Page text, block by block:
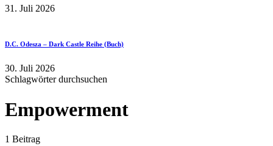
31. Juli 2026
D.C. Odesza – Dark Castle Reihe (Buch)
30. Juli 2026
Schlagwörter durchsuchen
Empowerment
1 Beitrag